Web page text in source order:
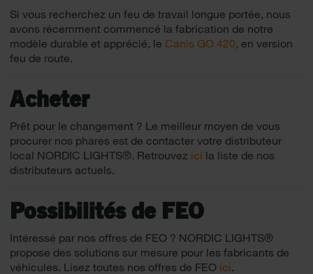
Si vous recherchez un feu de travail longue portée, nous
avons récemment commencé la fabrication de notre
modèle durable et apprécié, le Canis GO 420, en version
feu de route.
Acheter
Prêt pour le changement ? Le meilleur moyen de vous
procurer nos phares est de contacter votre distributeur
local NORDIC LIGHTS®. Retrouvez ici la liste de nos
distributeurs actuels.
Possibilités de FEO
Intéressé par nos offres de FEO ? NORDIC LIGHTS®
propose des solutions sur mesure pour les fabricants de
véhicules. Lisez toutes nos offres de FEO ici.